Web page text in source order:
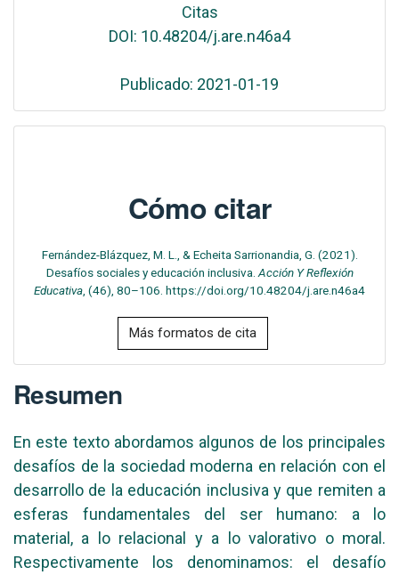
Citas
DOI: 10.48204/j.are.n46a4
Publicado: 2021-01-19
Cómo citar
Fernández-Blázquez, M. L., & Echeita Sarrionandia, G. (2021).
Desafíos sociales y educación inclusiva. Acción Y Reflexión
Educativa , (46), 80–106. https://doi.org/10.48204/j.are.n46a4
Más formatos de cita
Resumen
En este texto abordamos algunos de los principales
desafíos de la sociedad moderna en relación con el
desarrollo de la educación inclusiva y que remiten a
esferas fundamentales del ser humano: a lo
material, a lo relacional y a lo valorativo o moral.
Respectivamente los denominamos: el desafío